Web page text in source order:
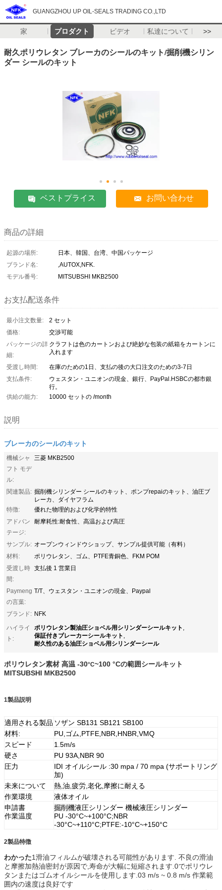
GUANGZHOU UP OIL-SEALS TRADING CO.,LTD
家 プロダクト ビデオ 私達について >>
耐久ポリウレタン ブレーカのシールのキット/掘削機シリン
ダー シールのキット
ベストプライス お問い合わせ
商品の詳細
起源の場所:
日本、韓国、台湾、中国パッケージ
ブランド名:
,AUTOX,NFK.
モデル番号:
MITSUBSHI MKB2500
お支払配送条件
最小注文数量:
2 セット
価格:
交渉可能
パッケージの詳
細:
クラフトは色のカートンおよび絶妙な包装の紙箱をカートンに
入れます
受渡し時間:
在庫のための1日、支払の後の大口注文のための3-7日
支払条件:
ウェスタン・ユニオンの現金、銀行、PayPal.HSBCの都市銀
行。
供給の能力:
10000 セットの /month
説明
ブレーカのシールのキット
機械シャ
フト モデ
ル:
三菱 MKB2500
関連製品: 掘削機シリンダー シールのキット、ポンプrepaiのキット、油圧ブ
レーカ、ダイヤフラム
特徴:
優れた物理的および化学的特性
アドバン
テージ:
耐摩耗性:耐食性、高温および高圧
サンプル: オープンウィンドウショップ、サンプル提供可能（有料）
材料:
ポリウレタン、ゴム、PTFE青銅色、FKM POM
受渡し時
間:
支払後 1 営業日
Paymeng
の言葉:
T/T、ウェスタン・ユニオンの現金、Paypal
ブランド: NFK
ハイライ
ト:
ポリウレタン製油圧ショベル用シリンダーシールキット ,
保証付きブレーカーシールキット ,
耐久性のある油圧ショベル用シリンダーシール
ポリウレタン素材 高温 -30°C~100 °Cの範囲シールキット
MITSUBSHI MKB2500
1製品説明
適用される製品 ソザン SB131 SB121 SB100
材料:
PU,ゴム,PTFE,NBR,HNBR,VMQ
スピード
1.5m/s
硬さ
PU 93A,NBR 90
圧力
IDI オイルシール :30 mpa / 70 mpa (サポートリング
加)
未来について
熱,油,疲労,老化,摩擦に耐える
作業環境
液体オイル
申請書
作業温度
掘削機液圧シリンダー 機械液圧シリンダー
PU -30°C~+100°C;NBR
-30°C~+110°C;PTFE:-10°C~+150°C
2製品特徴
わかった1滑油フィルムが破壊される可能性があります. 不良の滑油
と摩擦加熱油密封が原因で,寿命が大幅に短縮されます.0でポリウレ
タンまたはゴムオイルシールを使用します.03 m/s ~ 0.8 m/s 作業範
囲内の速度は良好です